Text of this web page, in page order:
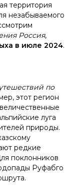
территория
незабываемого
Россия,
в июле 2024.
по
этот регион
луга
природы.
редкие
поклонников
Руфабго